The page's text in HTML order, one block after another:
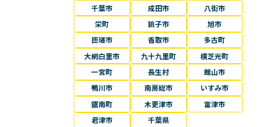
千葉市
成田市
八街市
栄町
銚子市
旭市
匝瑳市
香取市
多古町
大網白里市
九十九里町
横芝光町
一宮町
長生村
館山市
鴨川市
南房総市
いすみ市
鋸南町
木更津市
富津市
君津市
千葉県